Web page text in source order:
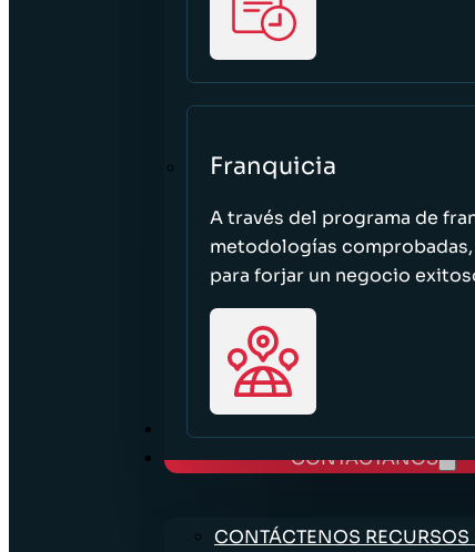
Franquicia
A través del programa de
metodologías
para forjar un negocio
TRABAJE CON NOSOTROS
CONTÁCTANOS
CONTÁCTENOS